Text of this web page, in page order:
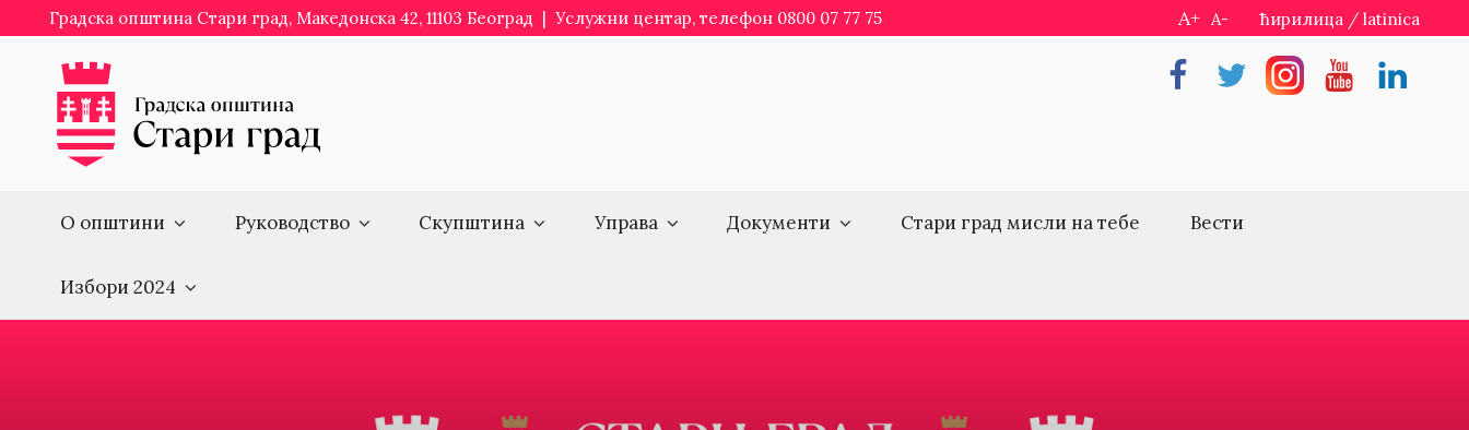
to
content
Градска општина Стари град, Македонска 42, 11103 Београд | Услужни центар, телефон 0800 07 77 75 A+ A- ћирилица / latinica
FacebookTwitterInstragramYoutubeLinkedin
О општини Руководство Скупштина Управа Документи Стари град мисли на тебе Вести
Избори 2024